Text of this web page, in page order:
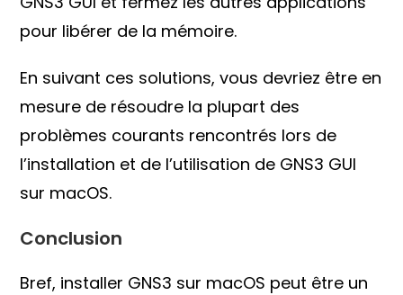
pour libérer de la mémoire.
En suivant ces solutions, vous devriez être en
mesure de résoudre la plupart des
problèmes courants rencontrés lors de
l’installation et de l’utilisation de GNS3 GUI
sur macOS.
Conclusion
Bref, installer GNS3 sur macOS peut être un